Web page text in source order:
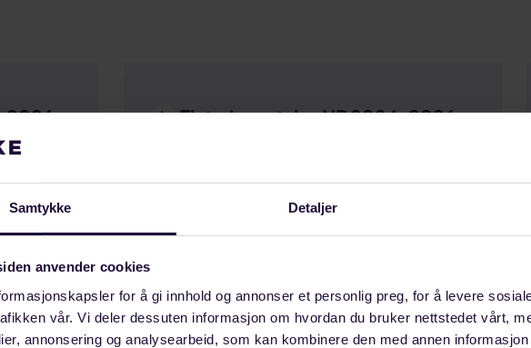
Samtykke Detaljer
anvender cookies
for å gi innhold og annonser et personlig preg, for å levere
vår. Vi deler dessuten informasjon om hvordan du bruker nettstedet vårt,
annonsering og analysearbeid, som kan kombinere den med annen
2026 Flyteriggavtalen NR 2024-2026
2026